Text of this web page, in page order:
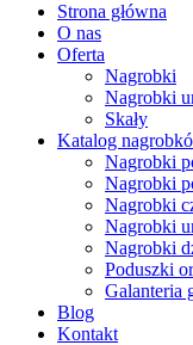
Strona główna
O nas
Oferta
Nagrobki
Nagrobki
Skały
Katalog
Nagrobki
Nagrobki
Nagrobki
Nagrobki
Nagrobki
Poduszki
Galanteria
Blog
Kontakt